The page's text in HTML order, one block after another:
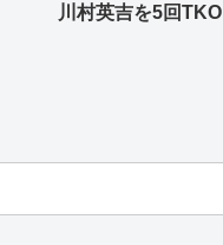
川村英吉を5回TKO